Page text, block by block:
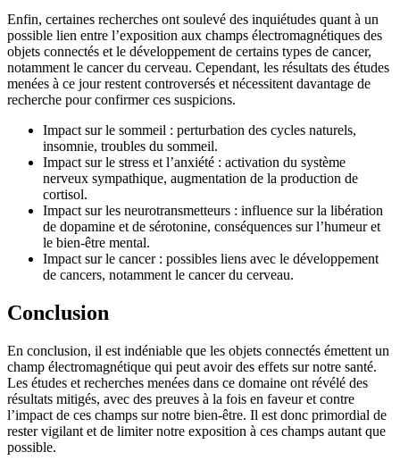
Enfin, certaines recherches ont soulevé des inquiétudes quant à un
possible lien entre l’exposition aux champs électromagnétiques des
objets connectés et le développement de certains types de cancer,
notamment le cancer du cerveau. Cependant, les résultats des études
menées à ce jour restent controversés et nécessitent davantage de
recherche pour confirmer ces suspicions.
Impact sur le sommeil : perturbation des cycles naturels,
insomnie, troubles du sommeil.
Impact sur le stress et l’anxiété : activation du système
nerveux sympathique, augmentation de la production de
cortisol.
Impact sur les neurotransmetteurs : influence sur la libération
de dopamine et de sérotonine, conséquences sur l’humeur et
le bien-être mental.
Impact sur le cancer : possibles liens avec le développement
de cancers, notamment le cancer du cerveau.
Conclusion
En conclusion, il est indéniable que les objets connectés émettent un
champ électromagnétique qui peut avoir des effets sur notre santé.
Les études et recherches menées dans ce domaine ont révélé des
résultats mitigés, avec des preuves à la fois en faveur et contre
l’impact de ces champs sur notre bien-être. Il est donc primordial de
rester vigilant et de limiter notre exposition à ces champs autant que
possible.